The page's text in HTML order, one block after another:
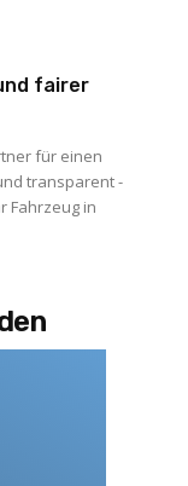
fairer
für einen
transparent -
Fahrzeug in